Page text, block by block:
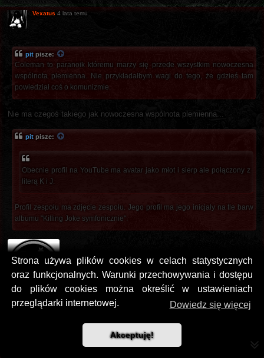
Strona używa plików cookies w celach statystycznych
oraz funkcjonalnych. Warunki przechowywania i dostępu
do plików cookies można określić w ustawieniach
przeglądarki internetowej.
Dowiedz się więcej
Akceptuję!
Vexatus 4 lata temu
pit pisze:
Coleman to paranoik któremu marzy się przede wszystkim nowoczesna
wspólnota plemienna. Nie przykładałbym wagi do tego, że gdzieś tam
powiedział coś o komunizmie.
Nie ma czegoś takiego jak nowoczesna wspólnota plemienna...
pit pisze:
Obecnie profil na YouTube ma avatar jako młot i sierp ale połączony z
literą K i J.
Profil zespołu ma zdjęcie zespołu. Jego profil ma jego inicjały na tle barw
albumu "Killing Joke symfonicznie".
Akurat@Jutrzenka6 ma rację - sierp i młot przechodzące w litery J i K.